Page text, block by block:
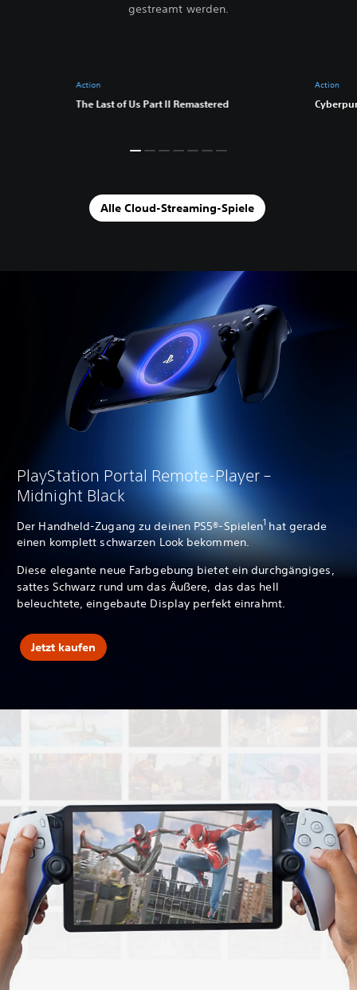
gestreamt werden.
Action
The Last of Us Part II Remastered
Action
Alle Cloud-Streaming-Spiele
PlayStation Portal Remote-Player –
Midnight Black
Der Handheld-Zugang zu deinen PS5®-Spielen1 hat gerade
einen komplett schwarzen Look bekommen.
Diese elegante neue Farbgebung bietet ein durchgängiges,
sattes Schwarz rund um das Äußere, das das hell
beleuchtete, eingebaute Display perfekt einrahmt.
Jetzt kaufen